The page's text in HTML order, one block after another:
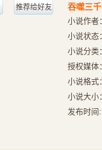
推荐给好友 吞噬三
小说作者：
小说状态：
小说分类：
授权媒体：
小说格式
小说大小：
发布时间: